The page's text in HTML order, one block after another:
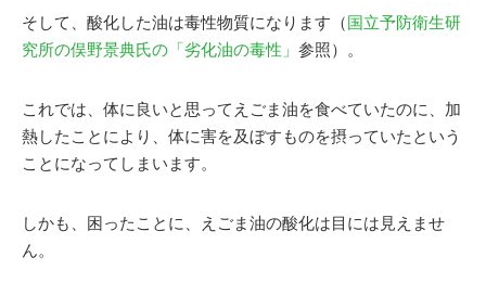
そして、酸化した油は毒性物質になります（国立予防衛生研
究所の俣野景典氏の「劣化油の毒性」 参照）。
これでは、体に良いと思ってえごま油を食べていたのに、加
熱したことにより、体に害を及ぼすものを摂っていたという
ことになってしまいます。
しかも、困ったことに、えごま油の酸化は目には見えませ
ん。